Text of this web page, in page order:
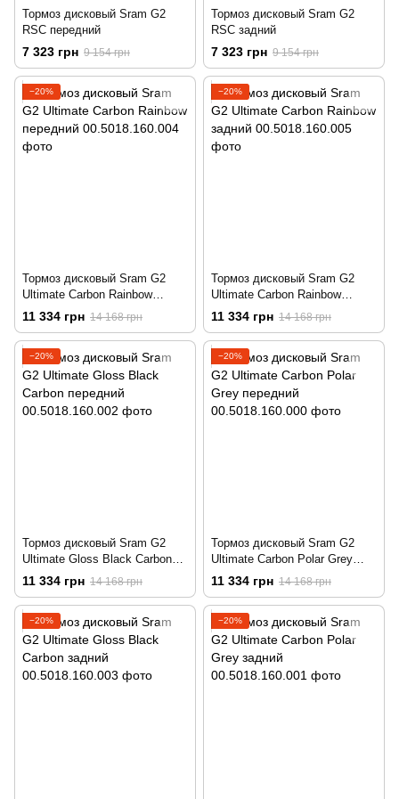
Тормоз дисковый Sram G2
RSC передний
7 323 грн 9 154 грн
Тормоз дисковый Sram G2
RSC задний
7 323 грн 9 154 грн
−20%
Тормоз дисковый Sram G2
Ultimate Carbon Rainbow
передний
11 334 грн 14 168 грн
−20%
Тормоз дисковый Sram G2
Ultimate Carbon Rainbow
задний
11 334 грн 14 168 грн
−20%
Тормоз дисковый Sram G2
Ultimate Gloss Black Carbon
передний
11 334 грн 14 168 грн
−20%
Тормоз дисковый Sram G2
Ultimate Carbon Polar Grey
передний
11 334 грн 14 168 грн
−20% −20%